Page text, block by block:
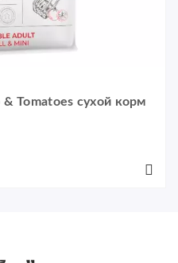
Tomatoes сухой корм